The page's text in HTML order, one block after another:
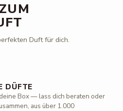
Duft für dich.
DÜFTE
Box — lass dich beraten oder
aus über 1.000